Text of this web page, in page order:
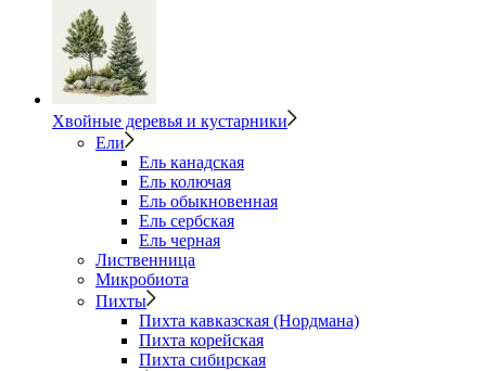
Хвойные деревья и кустарники
Ели
Ель канадская
Ель колючая
Ель обыкновенная
Ель сербская
Ель черная
Лиственница
Микробиота
Пихты
Пихта кавказская (Нордмана)
Пихта корейская
Пихта сибирская